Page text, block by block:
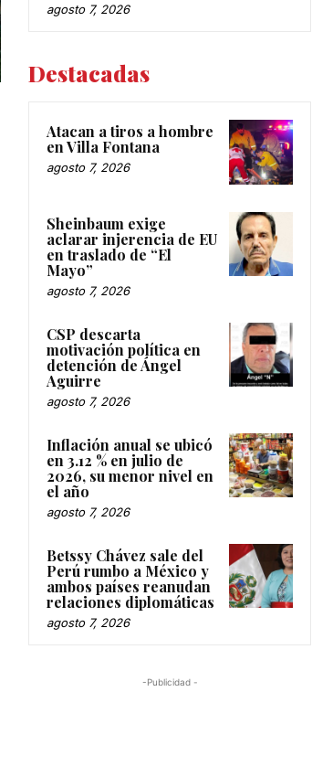
agosto 7, 2026
Destacadas
Atacan a tiros a hombre
en Villa Fontana
agosto 7, 2026
Sheinbaum exige
aclarar injerencia de EU
en traslado de “El
Mayo”
agosto 7, 2026
CSP descarta
motivación política en
detención de Ángel
Aguirre
agosto 7, 2026
Inflación anual se ubicó
en 3.12 % en julio de
2026, su menor nivel en
el año
agosto 7, 2026
Betssy Chávez sale del
Perú rumbo a México y
ambos países reanudan
relaciones diplomáticas
agosto 7, 2026
-Publicidad -